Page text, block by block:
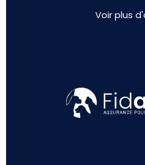
Voir plus